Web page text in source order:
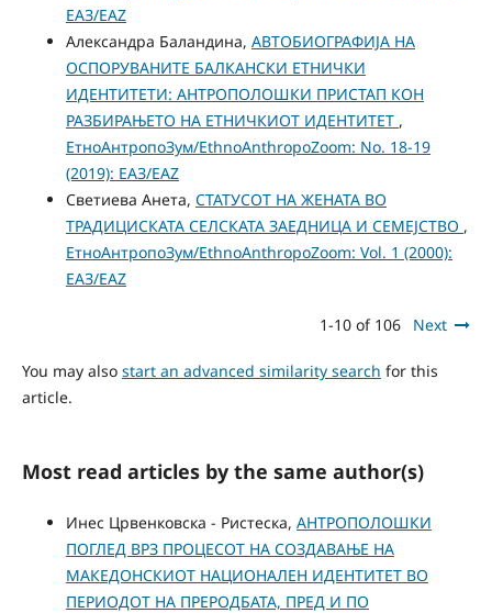
ЕАЗ/EAZ
Александра Баландина, АВТОБИОГРАФИЈА НА
ОСПОРУВАНИТЕ БАЛКАНСКИ ЕТНИЧКИ
ИДЕНТИТЕТИ: АНТРОПОЛОШКИ ПРИСТАП КОН
РАЗБИРАЊЕТО НА ЕТНИЧКИОТ ИДЕНТИТЕТ ,
ЕтноАнтропоЗум/EthnoAnthropoZoom: No. 18-19
(2019): ЕАЗ/EAZ
Светиева Анета, СТАТУСОТ НА ЖЕНАТА ВО
ТРАДИЦИСКАТА СЕЛСКАТА ЗАЕДНИЦА И СЕМЕЈСТВО ,
ЕтноАнтропоЗум/EthnoAnthropoZoom: Vol. 1 (2000):
ЕАЗ/EAZ
1-10 of 106 Next
You may also start an advanced similarity search for this
article.
Most read articles by the same author(s)
Инес Црвенковска - Ристеска, АНТРОПОЛОШКИ
ПОГЛЕД ВРЗ ПРОЦЕСОТ НА СОЗДАВАЊЕ НА
МАКЕДОНСКИОТ НАЦИОНАЛЕН ИДЕНТИТЕТ ВО
ПЕРИОДОТ НА ПРЕРОДБАТА, ПРЕД И ПО